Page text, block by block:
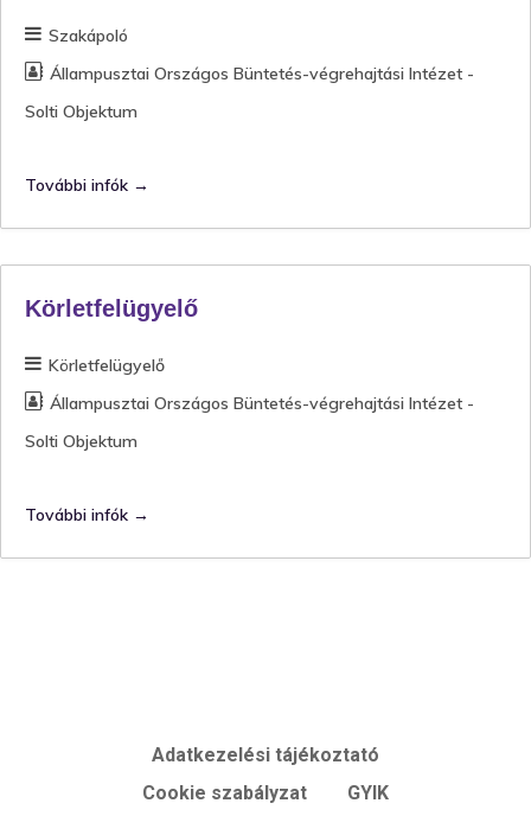
Szakápoló
Állampusztai Országos Büntetés-végrehajtási Intézet -
Solti Objektum
További infók
Körletfelügyelő
Körletfelügyelő
Állampusztai Országos Büntetés-végrehajtási Intézet -
Solti Objektum
További infók
Adatkezelési tájékoztató
Cookie szabályzat
GYIK